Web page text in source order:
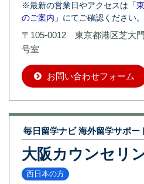
※最新の営業日やアクセスは 「
のご案内」 にてご確認ください。
〒105-0012 東京都港区芝大
号室
お問い合わせフォーム
毎日留学ナビ 海外留学サポー
大阪カウンセリ
西日本の方